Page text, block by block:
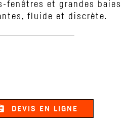
fenêtres et grandes baies
fluide et discrète.
DEVIS EN LIGNE